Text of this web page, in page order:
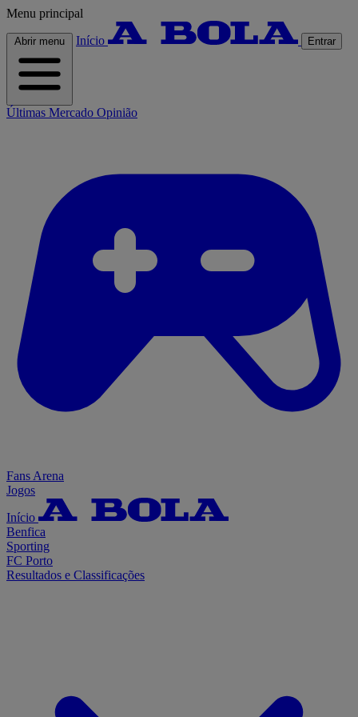
Menu principal
Abrir menu Início Entrar
Últimas Mercado Opinião
Fans Arena
Jogos
Início
Benfica
Sporting
FC Porto
Resultados e Classificações